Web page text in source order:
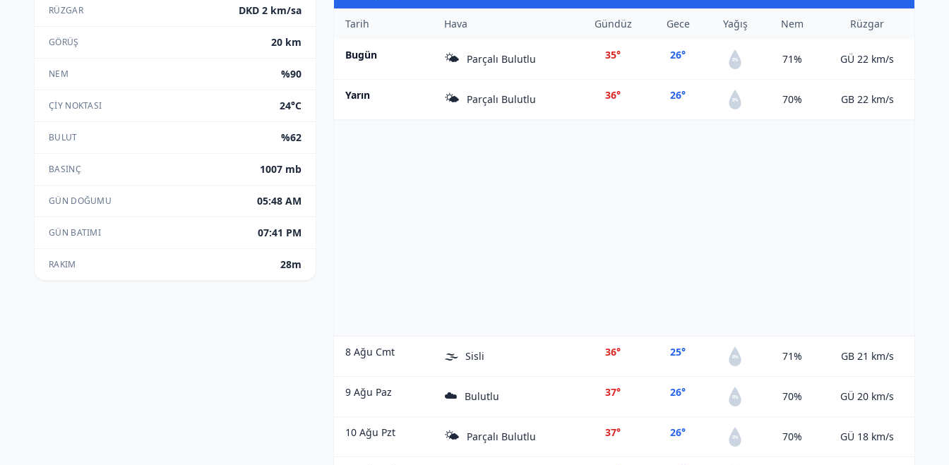
RÜZGAR DKD 2 km/sa
GÖRÜŞ 20 km
NEM %90
ÇIY NOKTASI 24°C
BULUT %62
BASINÇ 1007 mb
GÜN DOĞUMU 05:48 AM
GÜN BATIMI 07:41 PM
RAKIM 28m
Tarih Hava Gündüz Gece Yağış Nem Rüzgar
Bugün 🌤️ Parçalı Bulutlu 35° 26° 0% 71% GÜ 22 km/s
Yarın 🌤️ Parçalı Bulutlu 36° 26° 0% 70% GB 22 km/s
8 Ağu Cmt 🌫️ Sisli 36° 25° 0% 71% GB 21 km/s
9 Ağu Paz ☁️ Bulutlu 37° 26° 0% 70% GÜ 20 km/s
10 Ağu Pzt 🌤️ Parçalı Bulutlu 37° 26° 0% 70% GÜ 18 km/s